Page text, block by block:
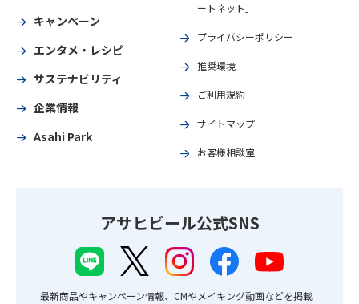
キャンペーン
エンタメ・レシピ
サステナビリティ
企業情報
Asahi Park
ートネット」
プライバシーポリシー
推奨環境
ご利用規約
サイトマップ
お客様相談室
アサヒビール公式SNS
最新商品やキャンペーン情報、CMやメイキング動画などを掲載